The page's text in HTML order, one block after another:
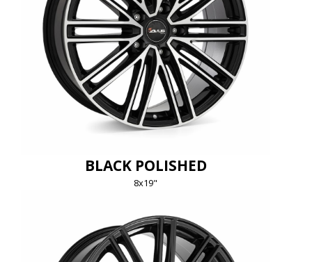
BLACK POLISHED
8x19"